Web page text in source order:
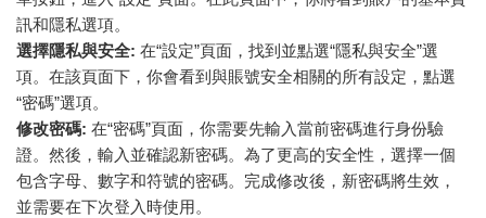
訊和隱私選項。
選擇隱私與安全: 在“設定”頁面，找到並點選“隱私與安全”選
項。在該頁面下，你會看到與賬號安全相關的所有設定，點選
“密碼”選項。
修改密碼: 在“密碼”頁面，你需要先輸入當前密碼進行身份驗
證。然後，輸入並確認新密碼。為了更高的安全性，選擇一個
包含字母、數字和符號的密碼。完成修改後，新密碼將生效，
並需要在下次登入時使用。